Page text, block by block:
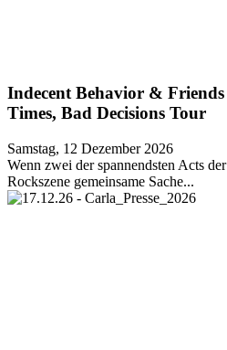
Indecent Behavior &
Times, Bad Decisions Tour
Samstag, 12 Dezember 2026
Wenn zwei der spannendsten Acts
Rockszene gemeinsame Sache...